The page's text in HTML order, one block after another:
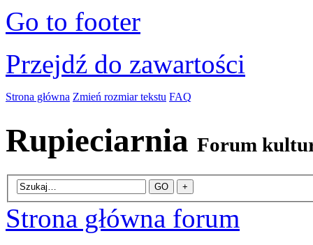
Go to footer
Przejdź do zawartości
Strona główna Zmień rozmiar tekstu FAQ
Rupieciarnia Forum
Strona główna forum